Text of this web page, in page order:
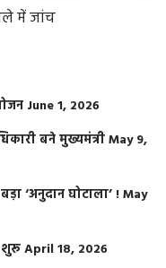
में जांच
June 1, 2026
बने मुख्यमंत्रीMay 9,
‘अनुदान घोटाला’ !May
शुरूApril 18, 2026